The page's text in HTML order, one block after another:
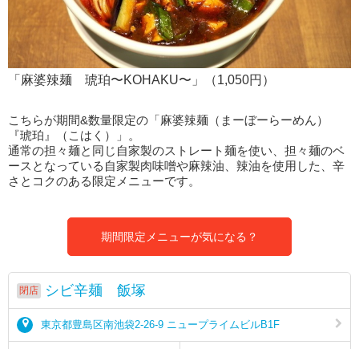
「麻婆辣麺 琥珀〜KOHAKU〜」（1,050円）
こちらが期間&数量限定の「麻婆辣麺（まーぼーらーめん）
『琥珀』（こはく）」。
通常の担々麺と同じ自家製のストレート麺を使い、担々麺のベ
ースとなっている自家製肉味噌や麻辣油、辣油を使用した、辛
さとコクのある限定メニューです。
期間限定メニューが気になる？
閉店 シビ辛麺 飯塚
東京都豊島区南池袋2-26-9 ニュープライムビルB1F